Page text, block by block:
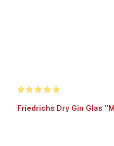
Friedrichs Dry Gin Glas